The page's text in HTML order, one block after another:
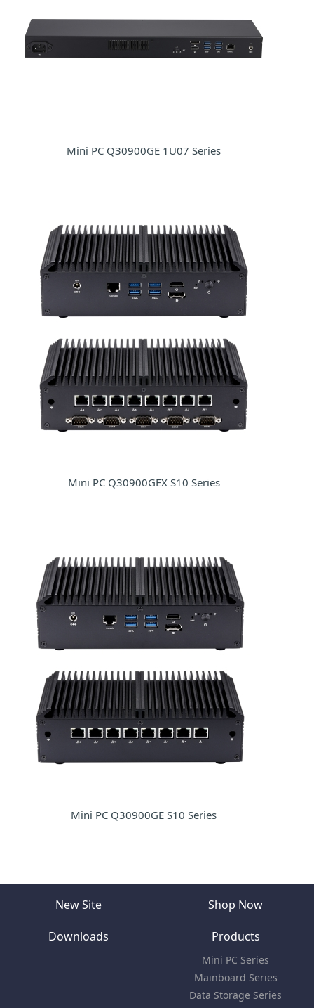
Mini PC Q30900GE 1U07 Series
Mini PC Q30900GEX S10 Series
Mini PC Q30900GE S10 Series
New Site Shop Now
Downloads Products
Mini PC Series
Mainboard Series
Data Storage Series